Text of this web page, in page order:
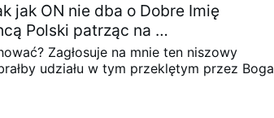
jak ON nie dba o Dobre Imię
Polski patrząc na …
Zagłosuje na mnie ten niszowy
udziału w tym przeklętym przez Boga